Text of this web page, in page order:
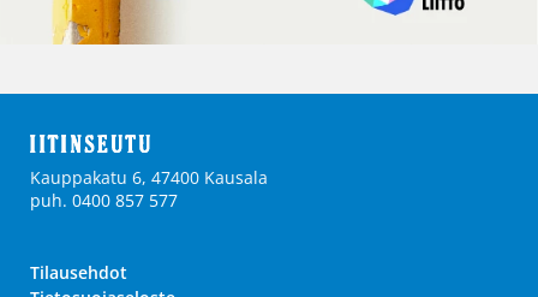
Kauppakatu 6, 47400 Kausala
puh. 0400 857 577
Tilausehdot